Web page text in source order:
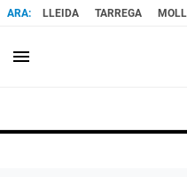
LLEIDA TARREGA
menu